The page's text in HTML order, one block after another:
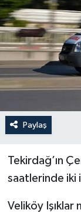
Paylaş
Tekirdağ’ın
saatlerinde iki
Veliköy
Politika
Sağlık
Spor
Yaşam